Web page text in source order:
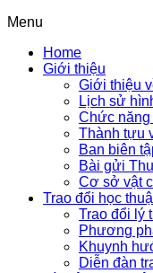
Menu
Home
Giới thiệu
Giới thiệu
Lịch sử
Chức năng
Thành tựu
Ban biên
Bài gửi
Cơ sở vật
Trao đổi học
Trao đổi lý
Phương
Khuynh
Diễn đàn